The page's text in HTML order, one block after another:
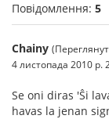
Повідомлення: 5
Chainy
4 листопада 2010 р.
Se oni diras 'Ŝi
havas la jenan